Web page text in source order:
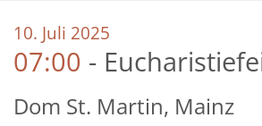
10. Juli 2025
07:00
Dom St. Martin, Mainz